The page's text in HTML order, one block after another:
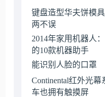
键盘造型华夫饼模
两不误
2014年家用机器人
的10款机器助手
能识别人脸的口罩
Continental红外光
车也拥有触摸屏